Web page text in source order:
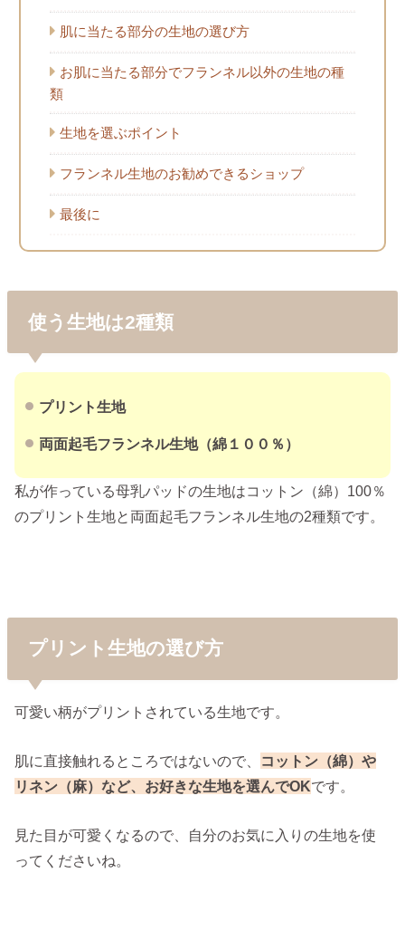
肌に当たる部分の生地の選び方
お肌に当たる部分でフランネル以外の生地の種
類
生地を選ぶポイント
フランネル生地のお勧めできるショップ
最後に
使う生地は2種類
プリント生地
両面起毛フランネル生地（綿１００％）
私が作っている母乳パッドの生地はコットン（綿）100％
のプリント生地と両面起毛フランネル生地の2種類です。
プリント生地の選び方
可愛い柄がプリントされている生地です。
肌に直接触れるところではないので、 コットン（綿）や
リネン（麻）など、お好きな生地を選んでOKです。
見た目が可愛くなるので、自分のお気に入りの生地を使
ってくださいね。